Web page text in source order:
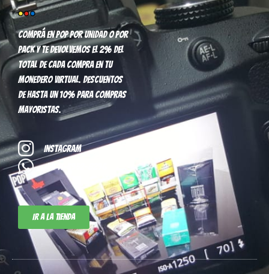
Comprá en pop por unidad o por
pack y te devolvemos el 2% del
total de cada compra en tu
monedero virtual. Descuentos
de hasta un 10% para compras
mayoristas.
Instagram
+54 11-3952-8296
Ir a la tienda